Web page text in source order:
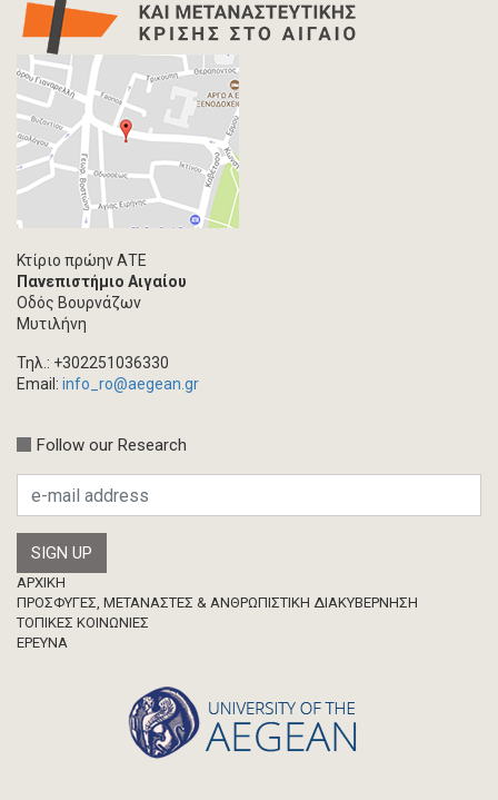
Κτίριο πρώην ΑΤΕ
Πανεπιστήμιο Αιγαίου
Οδός Βουρνάζων
Μυτιλήνη
Τηλ.: +302251036330
Email: info_ro@aegean.gr
Follow our Research
Footer
ΑΡΧΙΚΗ
ΠΡΟΣΦΥΓΕΣ, ΜΕΤΑΝΑΣΤΕΣ & ΑΝΘΡΩΠΙΣΤΙΚΗ ΔΙΑΚΥΒΕΡΝΗΣΗ
ΤΟΠΙΚΕΣ ΚΟΙΝΩΝΙΕΣ
ΈΡΕΥΝΑ